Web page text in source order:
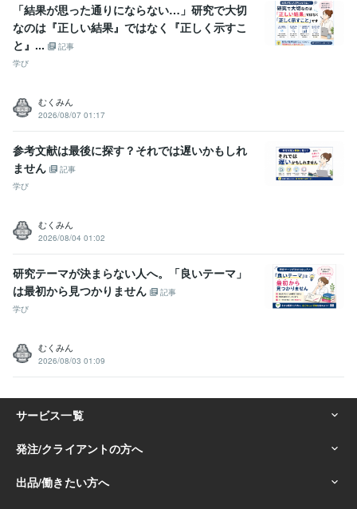
「結果が思った通りにならない…」研究で大切
なのは『正しい結果』ではなく『正しく示すこ
と』...
記事
学び
むくみん
2026/08/07 01:17
参考文献は最後に探す？それでは遅いかもしれ
ません
記事
学び
むくみん
2026/08/04 01:02
研究テーマが決まらない人へ。「良いテーマ」
は最初から見つかりません
記事
学び
むくみん
2026/08/03 01:09